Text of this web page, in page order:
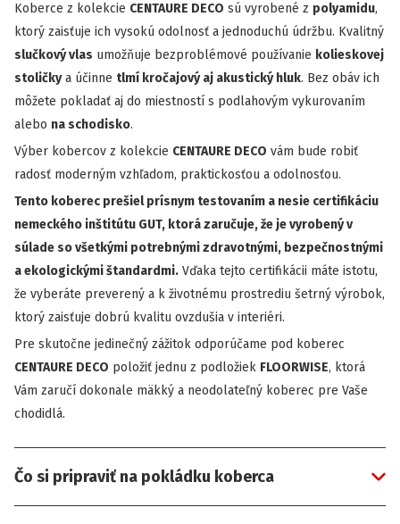
Koberce z kolekcie CENTAURE DECO sú vyrobené z polyamidu,
ktorý zaisťuje ich vysokú odolnosť a jednoduchú údržbu. Kvalitný
slučkový vlas umožňuje bezproblémové používanie kolieskovej
stoličkya účinne tlmí kročajový aj akustický hluk. Bez obáv ich
môžete pokladať aj do miestností s podlahovým vykurovaním
alebo na schodisko.
Výber kobercov z kolekcie CENTAURE DECO vám bude robiť
radosť moderným vzhľadom, praktickosťou a odolnosťou.
Tento koberec prešiel prísnym testovaním a nesie certifikáciu
nemeckého inštitútu GUT, ktorá zaručuje, že je vyrobený v
súlade so všetkými potrebnými zdravotnými, bezpečnostnými
a ekologickými štandardmi. Vďaka tejto certifikácii máte istotu,
že vyberáte preverený a k životnému prostrediu šetrný výrobok,
ktorý zaisťuje dobrú kvalitu ovzdušia v interiéri.
Pre skutočne jedinečný zážitok odporúčame pod koberec
CENTAURE DECO položiť jednu z podložiek FLOORWISE, ktorá
Vám zaručí dokonale mäkký a neodolateľný koberec pre Vaše
chodidlá.
Čo si pripraviť na pokládku koberca